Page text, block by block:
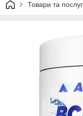
Товари та